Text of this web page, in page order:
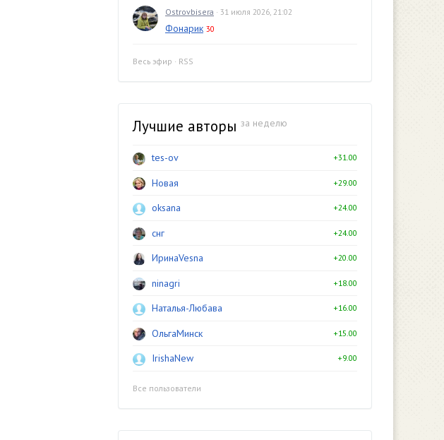
Ostrovbisera · 31 июля 2026, 21:02
Фонарик 30
Весь эфир · RSS
Лучшие авторы за неделю
tes-ov +31.00
Новая +29.00
oksana +24.00
снг +24.00
ИринаVesna +20.00
ninagri +18.00
Наталья-Любава +16.00
ОльгаМинск +15.00
IrishaNew +9.00
Все пользователи